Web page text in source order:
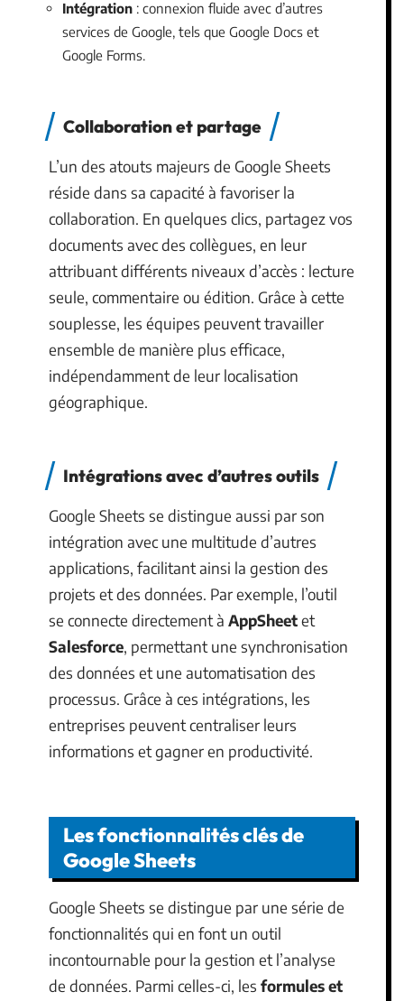
Intégration : connexion fluide avec d’autres
services de Google, tels que Google Docs et
Google Forms.
Collaboration et partage
L’un des atouts majeurs de Google Sheets
réside dans sa capacité à favoriser la
collaboration. En quelques clics, partagez vos
documents avec des collègues, en leur
attribuant différents niveaux d’accès : lecture
seule, commentaire ou édition. Grâce à cette
souplesse, les équipes peuvent travailler
ensemble de manière plus efficace,
indépendamment de leur localisation
géographique.
Intégrations avec d’autres outils
Google Sheets se distingue aussi par son
intégration avec une multitude d’autres
applications, facilitant ainsi la gestion des
projets et des données. Par exemple, l’outil
se connecte directement à AppSheetet
Salesforce, permettant une synchronisation
des données et une automatisation des
processus. Grâce à ces intégrations, les
entreprises peuvent centraliser leurs
informations et gagner en productivité.
Les fonctionnalités clés de
Google Sheets
Google Sheets se distingue par une série de
fonctionnalités qui en font un outil
incontournable pour la gestion et l’analyse
de données. Parmi celles-ci, les formules et